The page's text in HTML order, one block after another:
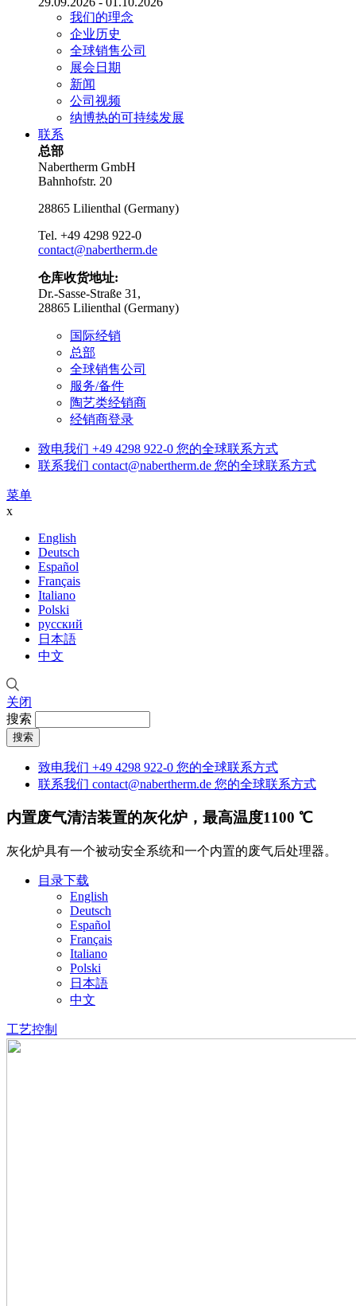
我们的理念
企业历史
全球销售公司
展会日期
新闻
公司视频
纳博热的可持续发展
联系
总部
Nabertherm GmbH
Bahnhofstr. 20
28865 Lilienthal (Germany)
Tel. +49 4298 922-0
contact@nabertherm.de
仓库收货地址:
Dr.-Sasse-Straße 31,
28865 Lilienthal (Germany)
国际经销
总部
全球销售公司
服务/备件
陶艺类经销商
经销商登录
致电我们 +49 4298 922-0 您的全球联系方式
联系我们 contact@nabertherm.de 您的全球联系方式
菜单
x
English
Deutsch
Español
Français
Italiano
Polski
русский
日本語
中文
关闭
搜索
致电我们 +49 4298 922-0 您的全球联系方式
联系我们 contact@nabertherm.de 您的全球联系方式
内置废气清洁装置的灰化炉，最高温度1100 ℃
灰化炉具有一个被动安全系统和一个内置的废气后处理器。
目录下载
English
Deutsch
Español
Français
Italiano
Polski
日本語
中文
工艺控制